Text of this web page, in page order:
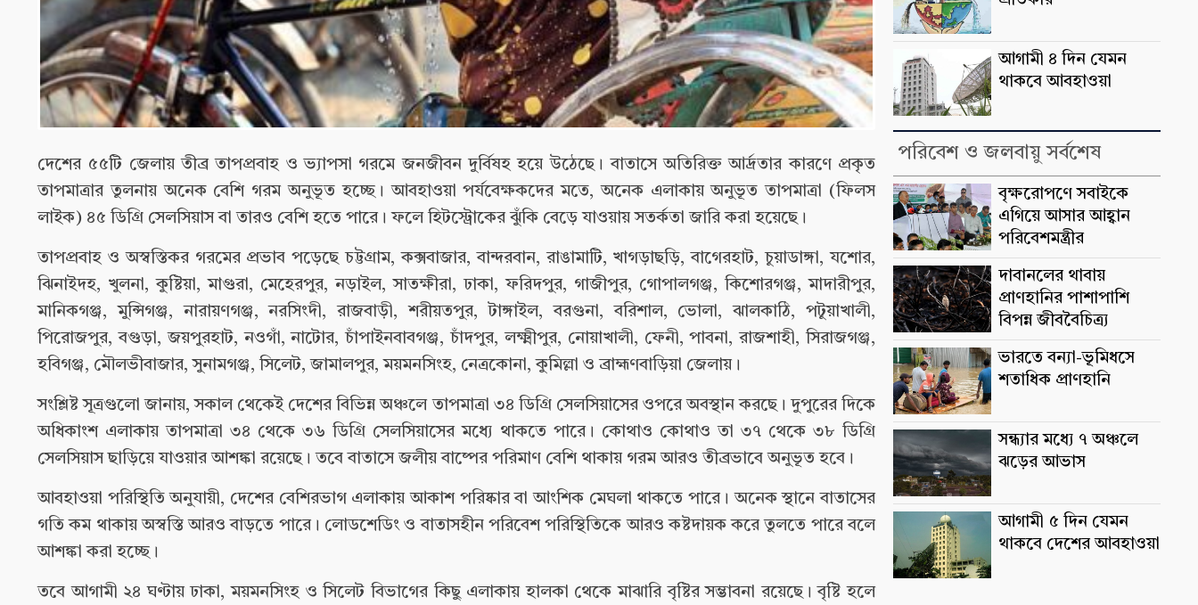
দেশের ৫৫টি জেলায় তীব্র তাপপ্রবাহ ও ভ্যাপসা গরমে জনজীবন দুর্বিষহ হয়ে উঠেছে। বাতাসে অতিরিক্ত আর্দ্রতার কারণে প্রকৃত
তাপমাত্রার তুলনায় অনেক বেশি গরম অনুভূত হচ্ছে। আবহাওয়া পর্যবেক্ষকদের মতে, অনেক এলাকায় অনুভূত তাপমাত্রা (ফিলস
লাইক) ৪৫ ডিগ্রি সেলসিয়াস বা তারও বেশি হতে পারে। ফলে হিটস্ট্রোকের ঝুঁকি বেড়ে যাওয়ায় সতর্কতা জারি করা হয়েছে।
তাপপ্রবাহ ও অস্বস্তিকর গরমের প্রভাব পড়েছে চট্টগ্রাম, কক্সবাজার, বান্দরবান, রাঙামাটি, খাগড়াছড়ি, বাগেরহাট, চুয়াডাঙ্গা, যশোর,
ঝিনাইদহ, খুলনা, কুষ্টিয়া, মাগুরা, মেহেরপুর, নড়াইল, সাতক্ষীরা, ঢাকা, ফরিদপুর, গাজীপুর, গোপালগঞ্জ, কিশোরগঞ্জ, মাদারীপুর,
মানিকগঞ্জ, মুন্সিগঞ্জ, নারায়ণগঞ্জ, নরসিংদী, রাজবাড়ী, শরীয়তপুর, টাঙ্গাইল, বরগুনা, বরিশাল, ভোলা, ঝালকাঠি, পটুয়াখালী,
পিরোজপুর, বগুড়া, জয়পুরহাট, নওগাঁ, নাটোর, চাঁপাইনবাবগঞ্জ, চাঁদপুর, লক্ষ্মীপুর, নোয়াখালী, ফেনী, পাবনা, রাজশাহী, সিরাজগঞ্জ,
হবিগঞ্জ, মৌলভীবাজার, সুনামগঞ্জ, সিলেট, জামালপুর, ময়মনসিংহ, নেত্রকোনা, কুমিল্লা ও ব্রাহ্মণবাড়িয়া জেলায়।
সংশ্লিষ্ট সূত্রগুলো জানায়, সকাল থেকেই দেশের বিভিন্ন অঞ্চলে তাপমাত্রা ৩৪ ডিগ্রি সেলসিয়াসের ওপরে অবস্থান করছে। দুপুরের দিকে
অধিকাংশ এলাকায় তাপমাত্রা ৩৪ থেকে ৩৬ ডিগ্রি সেলসিয়াসের মধ্যে থাকতে পারে। কোথাও কোথাও তা ৩৭ থেকে ৩৮ ডিগ্রি
সেলসিয়াস ছাড়িয়ে যাওয়ার আশঙ্কা রয়েছে। তবে বাতাসে জলীয় বাষ্পের পরিমাণ বেশি থাকায় গরম আরও তীব্রভাবে অনুভূত হবে।
আবহাওয়া পরিস্থিতি অনুযায়ী, দেশের বেশিরভাগ এলাকায় আকাশ পরিষ্কার বা আংশিক মেঘলা থাকতে পারে। অনেক স্থানে বাতাসের
গতি কম থাকায় অস্বস্তি আরও বাড়তে পারে। লোডশেডিং ও বাতাসহীন পরিবেশ পরিস্থিতিকে আরও কষ্টদায়ক করে তুলতে পারে বলে
আশঙ্কা করা হচ্ছে।
তবে আগামী ২৪ ঘণ্টায় ঢাকা, ময়মনসিংহ ও সিলেট বিভাগের কিছু এলাকায় হালকা থেকে মাঝারি বৃষ্টির সম্ভাবনা রয়েছে। বৃষ্টি হলে
আগামী ৪ দিন যেমন
থাকবে আবহাওয়া
পরিবেশ ও জলবায়ু সর্বশেষ
বৃক্ষরোপণে সবাইকে
এগিয়ে আসার আহ্বান
পরিবেশমন্ত্রীর
দাবানলের থাবায়
প্রাণহানির পাশাপাশি
বিপন্ন জীববৈচিত্র্য
ভারতে বন্যা-ভূমিধসে
শতাধিক প্রাণহানি
সন্ধ্যার মধ্যে ৭ অঞ্চলে
ঝড়ের আভাস
আগামী ৫ দিন যেমন
থাকবে দেশের আবহাওয়া